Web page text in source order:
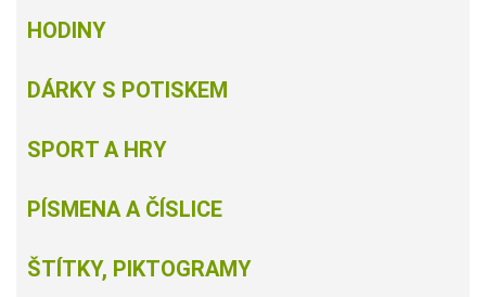
HODINY
DÁRKY S POTISKEM
SPORT A HRY
PÍSMENA A ČÍSLICE
ŠTÍTKY, PIKTOGRAMY